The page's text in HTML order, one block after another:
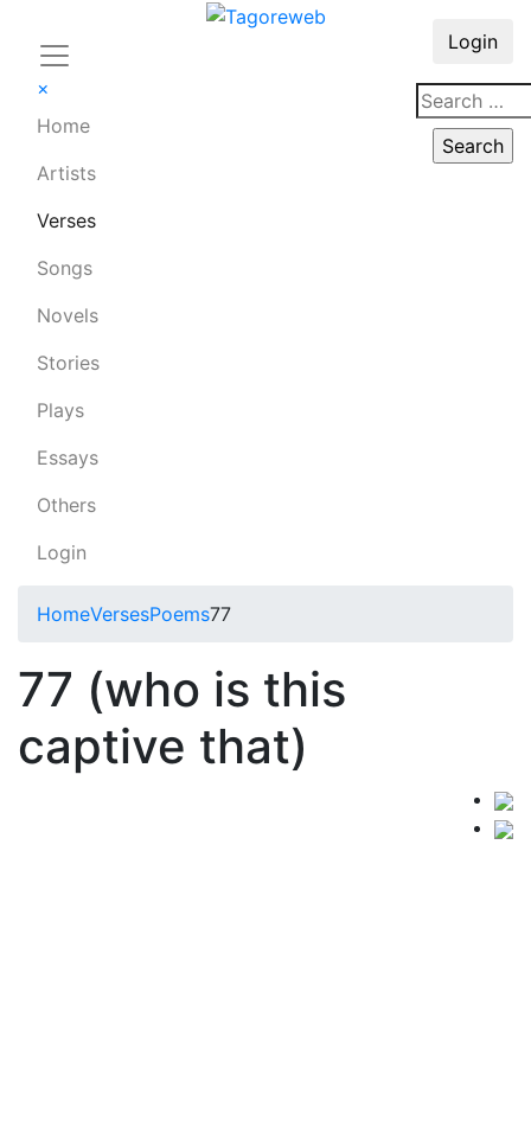
×
Home
Artists
Verses
Songs
Novels
Stories
Plays
Essays
Others
Login
Login
HomeVersesPoems77
77 (who is this
captive that)